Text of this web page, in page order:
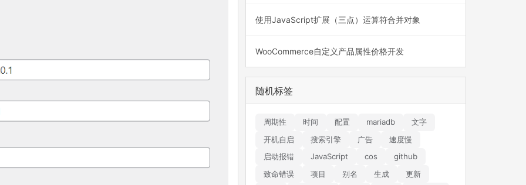
使用JavaScript扩展（三点）运算符合并对象
WooCommerce自定义产品属性价格开发
随机标签
周期性 时间 配置 mariadb
文字
开机自启
搜索引擎 广告
速度慢
启动报错
JavaScript cos
github
致命错误
项目 别名 生成
更新